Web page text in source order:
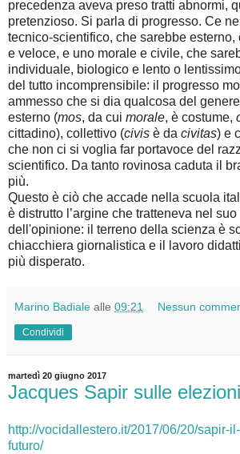
precedenza aveva preso tratti abnormi,
pretenzioso. Si parla di progresso. Ce
tecnico-scientifico, che sarebbe
e veloce, e uno morale e civile, che
individuale, biologico e lento o
del tutto incomprensibile: il progresso
ammesso che si dia qualcosa del
esterno (mos, da cui morale, è costume,
cittadino), collettivo (civis è da civitas) e
che non ci si voglia far portavoce del
scientifico. Da tanto rovinosa caduta il
più.
Questo è ciò che accade nella scuola
è distrutto l’argine che tratteneva nel
dell'opinione: il terreno della scienza è
chiacchiera giornalistica e il lavoro
più disperato.
Marino Badiale alle 09:21 Nessun
Condividi
martedì 20 giugno 2017
Jacques Sapir sulle
http://vocidallestero.it/2017/06/20/sapir-
futuro/